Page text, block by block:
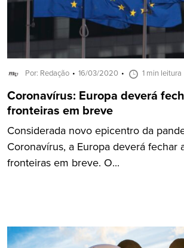
Por: Redação 16/03/2020 1 min leitura
Coronavírus: Europa deverá
fronteiras em breve
Considerada novo epicentro da
Coronavírus, a Europa deverá fechar
fronteiras em breve. O...